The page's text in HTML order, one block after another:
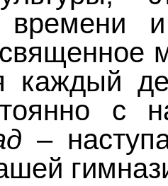
времени
каждый
–